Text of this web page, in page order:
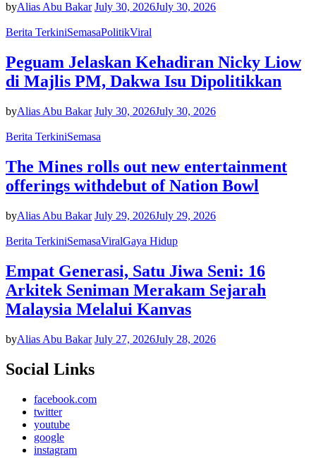
byAlias Abu Bakar July 30, 2026July 30, 2026
Berita TerkiniSemasaPolitikViral
Peguam Jelaskan Kehadiran Nicky Liow
di Majlis PM, Dakwa Isu Dipolitikkan
byAlias Abu Bakar July 30, 2026July 30, 2026
Berita TerkiniSemasa
The Mines rolls out new entertainment
offerings withdebut of Nation Bowl
byAlias Abu Bakar July 29, 2026July 29, 2026
Berita TerkiniSemasaViralGaya Hidup
Empat Generasi, Satu Jiwa Seni: 16
Arkitek Seniman Merakam Sejarah
Malaysia Melalui Kanvas
byAlias Abu Bakar July 27, 2026July 28, 2026
Social Links
facebook.com
twitter
youtube
google
instagram